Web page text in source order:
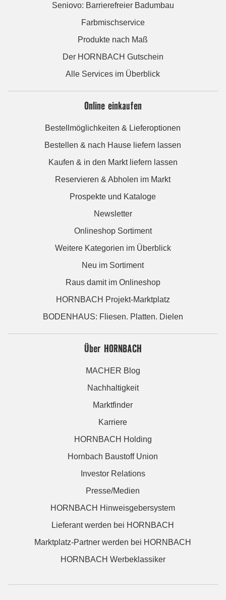
Seniovo: Barrierefreier Badumbau
Farbmischservice
Produkte nach Maß
Der HORNBACH Gutschein
Alle Services im Überblick
Online einkaufen
Bestellmöglichkeiten & Lieferoptionen
Bestellen & nach Hause liefern lassen
Kaufen & in den Markt liefern lassen
Reservieren & Abholen im Markt
Prospekte und Kataloge
Newsletter
Onlineshop Sortiment
Weitere Kategorien im Überblick
Neu im Sortiment
Raus damit im Onlineshop
HORNBACH Projekt-Marktplatz
BODENHAUS: Fliesen. Platten. Dielen
Über HORNBACH
MACHER Blog
Nachhaltigkeit
Marktfinder
Karriere
HORNBACH Holding
Hornbach Baustoff Union
Investor Relations
Presse/Medien
HORNBACH Hinweisgebersystem
Lieferant werden bei HORNBACH
Marktplatz-Partner werden bei HORNBACH
HORNBACH Werbeklassiker